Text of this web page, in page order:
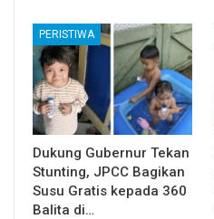
PERISTIWA
Dukung Gubernur Tekan
Stunting, JPCC Bagikan
Susu Gratis kepada 360
Balita di…